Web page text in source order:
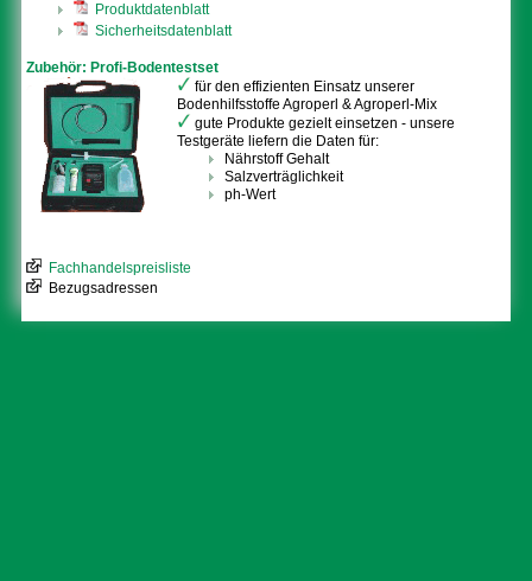
Produktdatenblatt
Sicherheitsdatenblatt
Zubehör: Profi-Bodentestset
für den effizienten Einsatz unserer
Bodenhilfsstoffe Agroperl & Agroperl-Mix
gute Produkte gezielt einsetzen - unsere
Testgeräte liefern die Daten für:
Nährstoff Gehalt
Salzverträglichkeit
ph-Wert
Fachhandelspreisliste
Bezugsadressen